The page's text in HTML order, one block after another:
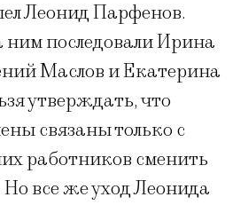
Леонид Парфенов.
ним последовали Ирина
Маслов и Екатерина
утверждать, что
связаны только с
работников сменить
все же уход Леонида